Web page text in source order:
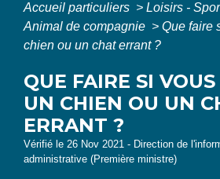
Accueil particuliers > Loisirs -
Animal de compagnie > Que faire
chien ou un chat errant ?
QUE FAIRE SI
UN CHIEN OU UN
ERRANT ?
Vérifié le 26 Nov 2021 - Direction de
administrative (Première ministre)